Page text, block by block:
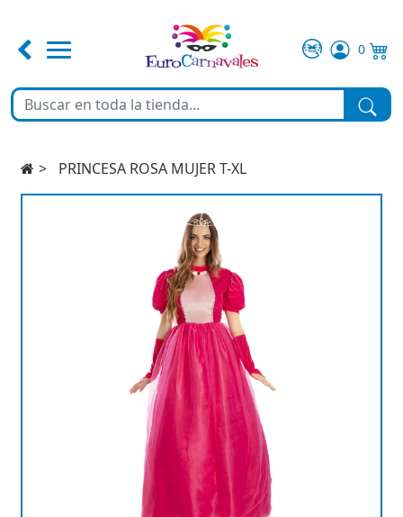
0
DISFRACES
PRINCESA ROSA MUJER T-XL